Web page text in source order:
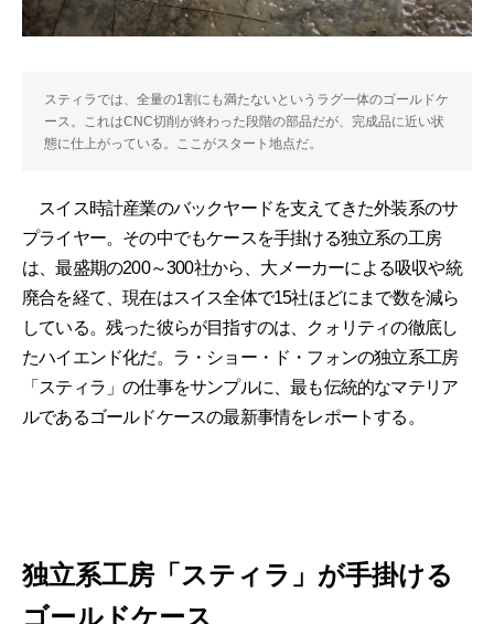
スティラでは、全量の1割にも満たないというラグ一体のゴールドケ
ース。これはCNC切削が終わった段階の部品だが、完成品に近い状
態に仕上がっている。ここがスタート地点だ。
スイス時計産業のバックヤードを支えてきた外装系のサ
プライヤー。その中でもケースを手掛ける独立系の工房
は、最盛期の200～300社から、大メーカーによる吸収や統
廃合を経て、現在はスイス全体で15社ほどにまで数を減ら
している。残った彼らが目指すのは、クォリティの徹底し
たハイエンド化だ。ラ・ショー・ド・フォンの独立系工房
「スティラ」の仕事をサンプルに、最も伝統的なマテリア
ルであるゴールドケースの最新事情をレポートする。
独立系工房「スティラ」が手掛ける
ゴールドケース